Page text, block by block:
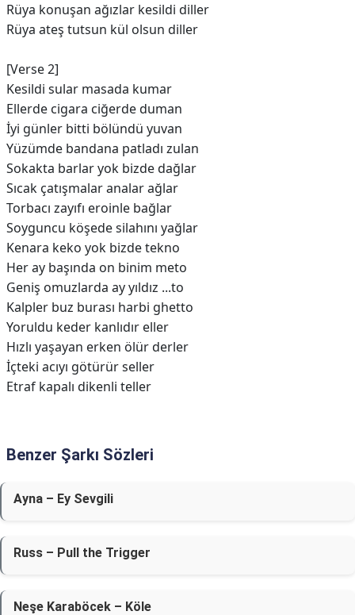
Rüya konuşan ağızlar kesildi diller
Rüya ateş tutsun kül olsun diller
[Verse 2]
Kesildi sular masada kumar
Ellerde cigara ciğerde duman
İyi günler bitti bölündü yuvan
Yüzümde bandana patladı zulan
Sokakta barlar yok bizde dağlar
Sıcak çatışmalar analar ağlar
Torbacı zayıfı eroinle bağlar
Soyguncu köşede silahını yağlar
Kenara keko yok bizde tekno
Her ay başında on binim meto
Geniş omuzlarda ay yıldız ...to
Kalpler buz burası harbi ghetto
Yoruldu keder kanlıdır eller
Hızlı yaşayan erken ölür derler
İçteki acıyı götürür seller
Etraf kapalı dikenli teller
Benzer Şarkı Sözleri
Ayna – Ey Sevgili
Russ – Pull the Trigger
Neşe Karaböcek – Köle